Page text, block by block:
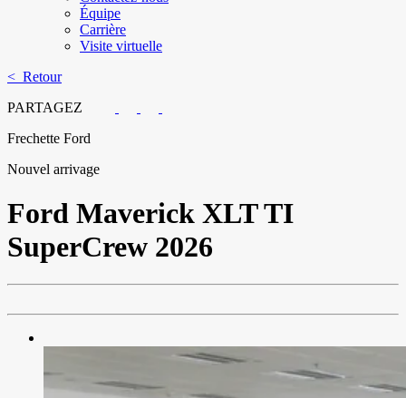
Équipe
Carrière
Visite virtuelle
< Retour
PARTAGEZ
Frechette Ford
Nouvel arrivage
Ford Maverick XLT TI
SuperCrew 2026